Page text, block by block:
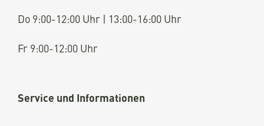
Do 9:00-12:00 Uhr | 13:00-16:00 Uhr
Fr 9:00-12:00 Uhr
Service und Informationen